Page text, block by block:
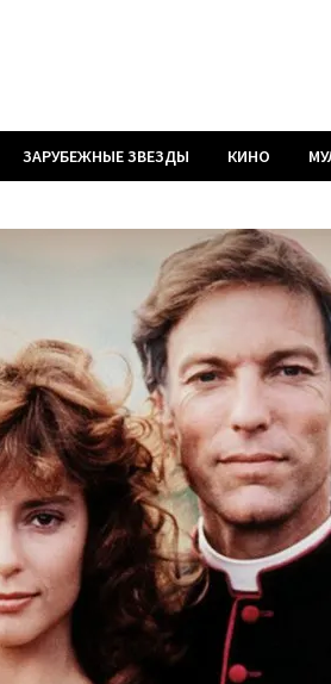
ЗАРУБЕЖНЫЕ ЗВЕЗДЫ КИНО